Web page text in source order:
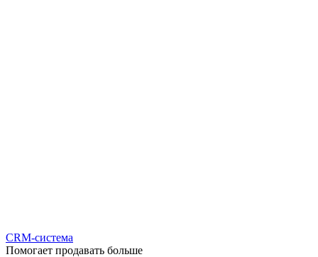
CRM-система
Помогает продавать больше